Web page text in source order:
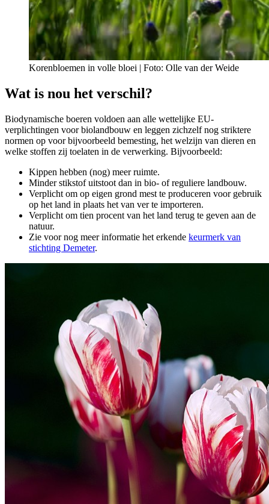
Korenbloemen in volle bloei | Foto: Olle van der Weide
Wat is nou het verschil?
Biodynamische boeren voldoen aan alle wettelijke EU-
verplichtingen voor biolandbouw en leggen zichzelf nog striktere
normen op voor bijvoorbeeld bemesting, het welzijn van dieren en
welke stoffen zij toelaten in de verwerking. Bijvoorbeeld:
Kippen hebben (nog) meer ruimte.
Minder stikstof uitstoot dan in bio- of reguliere landbouw.
Verplicht om op eigen grond mest te produceren voor gebruik
op het land in plaats het van ver te importeren.
Verplicht om tien procent van het land terug te geven aan de
natuur.
Zie voor nog meer informatie het erkende keurmerk van
stichting Demeter.